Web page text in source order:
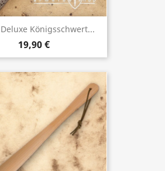
Königsschwert...
19,90 €